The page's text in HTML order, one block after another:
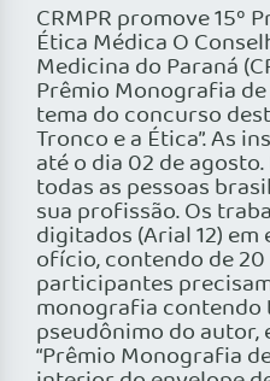
CRMPR promove 15º
Ética Médica O
Medicina do Paraná
Prêmio Monografia
tema do concurso
Tronco e a Ética”. As
até o dia 02 de
todas as pessoas
sua profissão. Os
digitados (Arial 12)
ofício, contendo de 20
participantes
monografia
pseudônimo do
“Prêmio Monografia